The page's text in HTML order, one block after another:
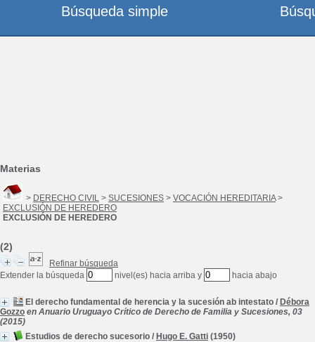
Materias
> DERECHO CIVIL > SUCESIONES > VOCACIÓN HEREDITARIA>
EXCLUSIÓN DE HEREDERO
EXCLUSIÓN DE HEREDERO
(2)
Refinar búsqueda
Extender la búsqueda
nivel(es) hacia arriba y hacia abajo
El derecho fundamental de herencia y la sucesión ab intestato / Débora
Gozzo en Anuario Uruguayo Crítico de Derecho de Familia y Sucesiones, 03
(2015)
Estudios de derecho sucesorio / Hugo E. Gatti (1950)
Búsqueda simple